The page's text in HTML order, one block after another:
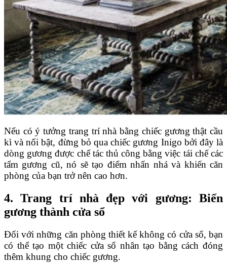
Nếu có ý tưởng trang trí nhà bằng chiếc gương thật cầu
kì và nổi bật, đừng bỏ qua chiếc gương Inigo bởi đây là
dòng gương được chế tác thủ công bằng việc tái chế các
tấm gương cũ, nó sẽ tạo điểm nhấn nhá và khiến căn
phòng của bạn trở nên cao hơn.
4. Trang trí nhà đẹp với gương: Biến
gương thành cửa sổ
Đối với những căn phòng thiết kế không có cửa sổ, bạn
có thể tạo một chiếc cửa sổ nhân tạo bằng cách đóng
thêm khung cho chiếc gương.